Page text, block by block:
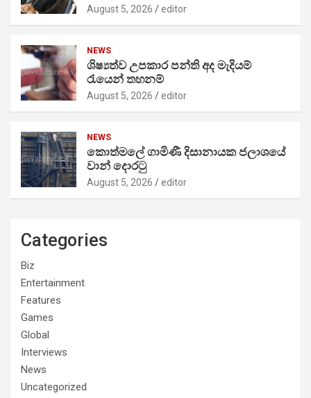
August 5, 2026 editor
NEWS
ශිෂ්‍යත්ව උපකාර පන්ති අද මැදියම්
රැයෙන් තහනම්
August 5, 2026 editor
NEWS
කොත්මලේ ගාමිණී දිසානායක ජලාශයේ
වාන් දොරටු
August 5, 2026 editor
Categories
Biz
Entertainment
Features
Games
Global
Interviews
News
Uncategorized